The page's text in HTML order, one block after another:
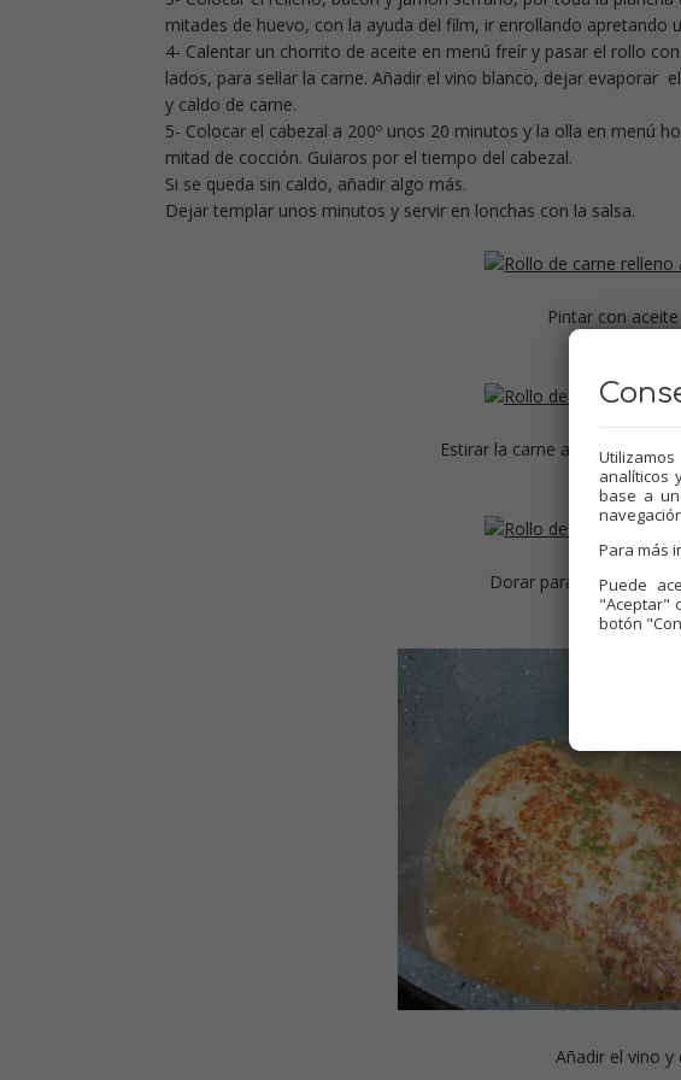
mitades de huevo, con la ayuda del film, ir enrollando apretando
4- Calentar un chorrito de aceite en menú freír y pasar el rollo
lados, para sellar la carne. Añadir el vino blanco, dejar evaporar
y caldo de carne.
5- Colocar el cabezal a 200º unos 20 minutos y la olla en menú
mitad de cocción. Guiaros por el tiempo del cabezal.
Si se queda sin caldo, añadir algo más.
Dejar templar unos minutos y servir en lonchas con la salsa.
Pintar con
Estirar la carne alisando y
Dorar para sellar los
Añadir el vino y
analíticos
base a
Para más
Puede
"Aceptar"
botón